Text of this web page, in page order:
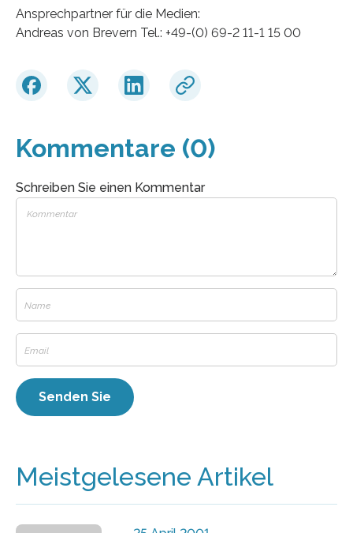
Ansprechpartner für die Medien:
Andreas von Brevern Tel.: +49-(0) 69-2 11-1 15 00
Kommentare (0)
Schreiben Sie einen Kommentar
Meistgelesene Artikel